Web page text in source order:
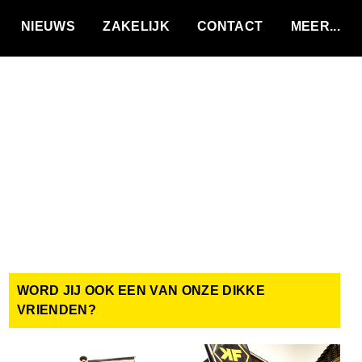
NIEUWS ZAKELIJK CONTACT
WORD JIJ OOK EEN VAN ONZE DIKKE
VRIENDEN?